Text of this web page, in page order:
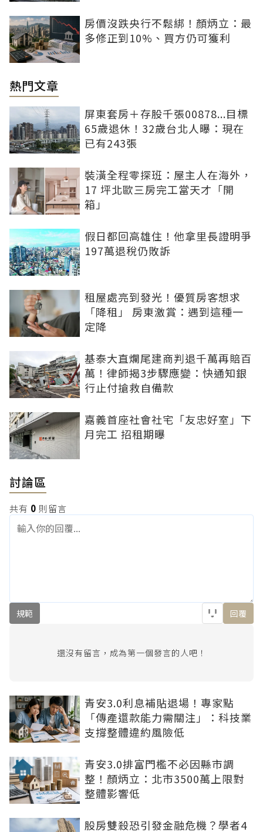
房價沒跌央行不鬆綁！顏炳立：最
多修正到10%、買方仍可獲利
熱門文章
屏東套房＋存股千張00878...目標
65歲退休！32歲台北人曝：現在
已有243張
裝潢全程零探班：屋主人在海外，
17 坪北歐三房完工當天才「開
箱」
假日都回高雄住！他拿里長證明爭
197萬退稅仍敗訴
租屋處亮到發光！優質房客想求
「降租」 房東激賞：遇到這種一
定降
基泰大直爛尾建商判退千萬再賠百
萬！律師揭3步驟應變：快通知銀
行止付搶救自備款
嘉義首座社會社宅「友忠好室」下
月完工 招租期曝
討論區
共有 0 則留言
規範 回覆
還沒有留言，成為第一個發言的人吧！
青安3.0利息補貼退場！專家點
「傳產還款能力需關注」：科技業
支撐整體違約風險低
青安3.0排富門檻不必因縣市調
整！顏炳立：北市3500萬上限對
整體影響低
股房雙殺恐引發金融危機？學者4